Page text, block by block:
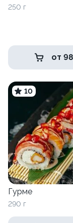
250 г
от
10
Гурме
290 г